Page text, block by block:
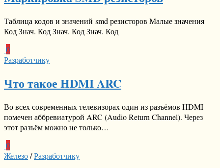
Таблица кодов и значений smd резисторов Малые значения
Код Знач. Код Знач. Код Знач. Код
0
Разработчику
Что такое HDMI ARC
Во всех современных телевизорах один из разъёмов HDMI
помечен аббревиатурой ARC (Audio Return Channel). Через
этот разъём можно не только…
0
Железо/Разработчику